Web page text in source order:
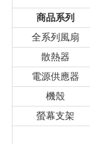
商品系列
全系列風扇
散熱器
電源供應器
機殼
螢幕支架